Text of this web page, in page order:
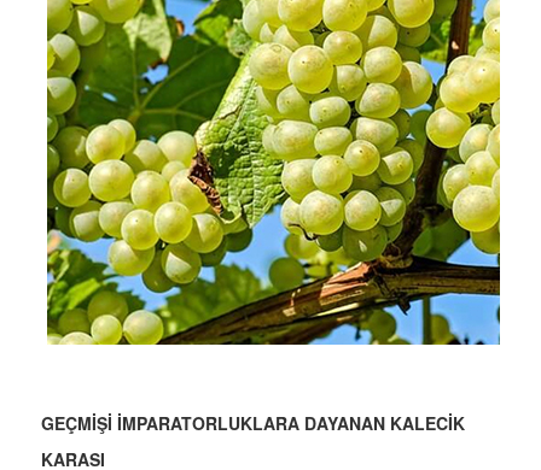
GEÇMİŞİ İMPARATORLUKLARA DAYANAN KALECİK
KARASI